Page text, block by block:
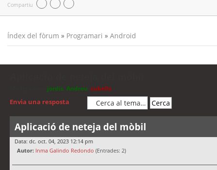
Compartiu
Índex del fòrum » Programari » Android
jordis Andreu cubells
Envia una resposta
Aplicació de neteja del mòbil
Data: dc. oct. 04, 2023 12:14 pm
Autor: Inma Galindo Redondo (Entrades: 2)